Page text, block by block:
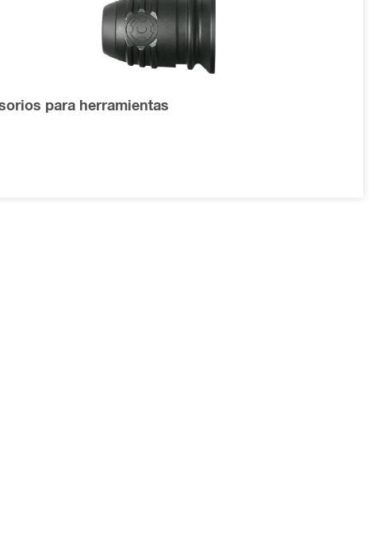
para herramientas